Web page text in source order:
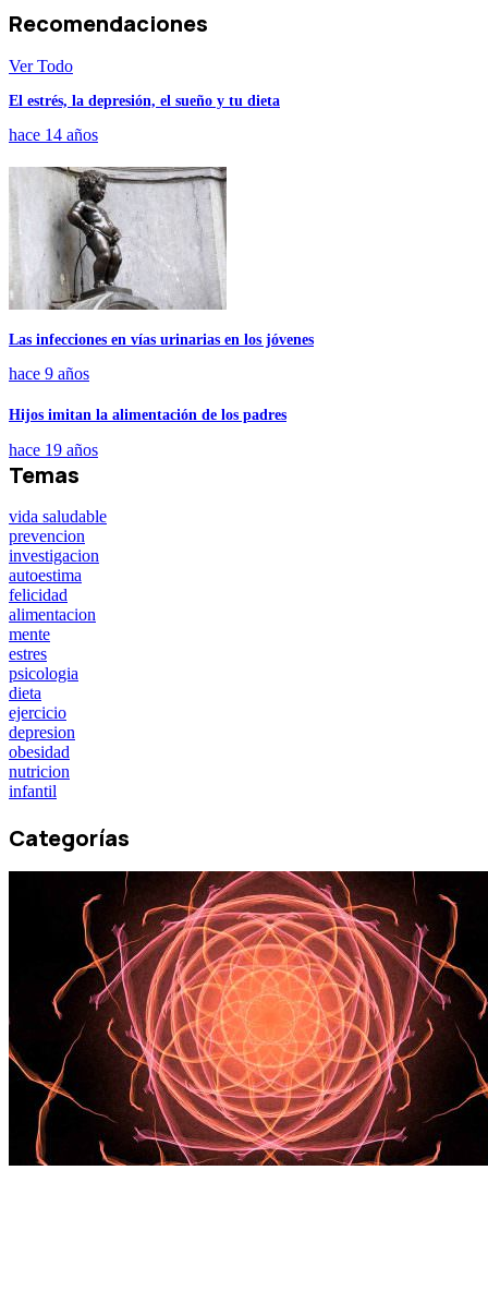
Recomendaciones
Ver Todo
El estrés, la depresión, el sueño y tu dieta
hace 14 años
Las infecciones en vías urinarias en los jóvenes
hace 9 años
Hijos imitan la alimentación de los padres
hace 19 años
Temas
vida saludable
prevencion
investigacion
autoestima
felicidad
alimentacion
mente
estres
psicologia
dieta
ejercicio
depresion
obesidad
nutricion
infantil
Categorías